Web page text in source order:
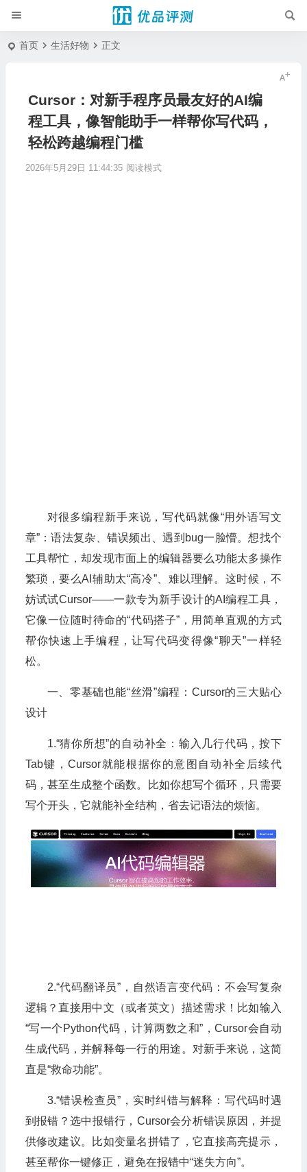
首页 生活好物 正文
Cursor：对新手程序员最友好的AI编
程工具，像智能助手一样帮你写代码，
轻松跨越编程门槛
2026年5月29日 11:44:35 阅读模式
对很多编程新手来说，写代码就像“用外语写文
章”：语法复杂、错误频出、遇到bug一脸懵。想找个
工具帮忙，却发现市面上的编辑器要么功能太多操作
繁琐，要么AI辅助太“高冷”、难以理解。这时候，不
妨试试Cursor——一款专为新手设计的AI编程工具，
它像一位随时待命的“代码搭子”，用简单直观的方式
帮你快速上手编程，让写代码变得像“聊天”一样轻
松。
一、零基础也能“丝滑”编程：Cursor的三大贴心
设计
1.“猜你所想”的自动补全：输入几行代码，按下
Tab键，Cursor就能根据你的意图自动补全后续代
码，甚至生成整个函数。比如你想写个循环，只需要
写个开头，它就能补全结构，省去记语法的烦恼。
2.“代码翻译员”，自然语言变代码：不会写复杂
逻辑？直接用中文（或者英文）描述需求！比如输入
“写一个Python代码，计算两数之和”，Cursor会自动
生成代码，并解释每一行的用途。对新手来说，这简
直是“救命功能”。
3.“错误检查员”，实时纠错与解释：写代码时遇
到报错？选中报错行，Cursor会分析错误原因，并提
供修改建议。比如变量名拼错了，它直接高亮提示，
甚至帮你一键修正，避免在报错中“迷失方向”。